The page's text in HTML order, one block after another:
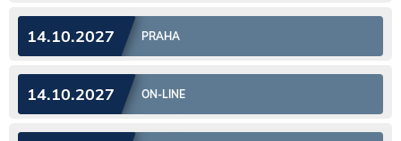
14.10.2027 PRAHA
14.10.2027 ON-LINE